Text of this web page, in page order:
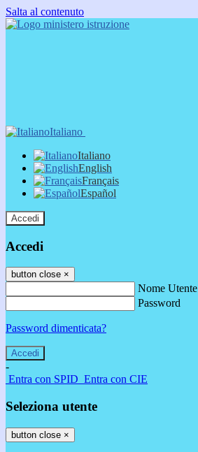
Salta al contenuto
Italiano
Italiano
English
Français
Español
Accedi
Accedi
button close ×
Nome Utente
Password
Password dimenticata?
-
Entra con SPID Entra con CIE
Seleziona utente
button close ×